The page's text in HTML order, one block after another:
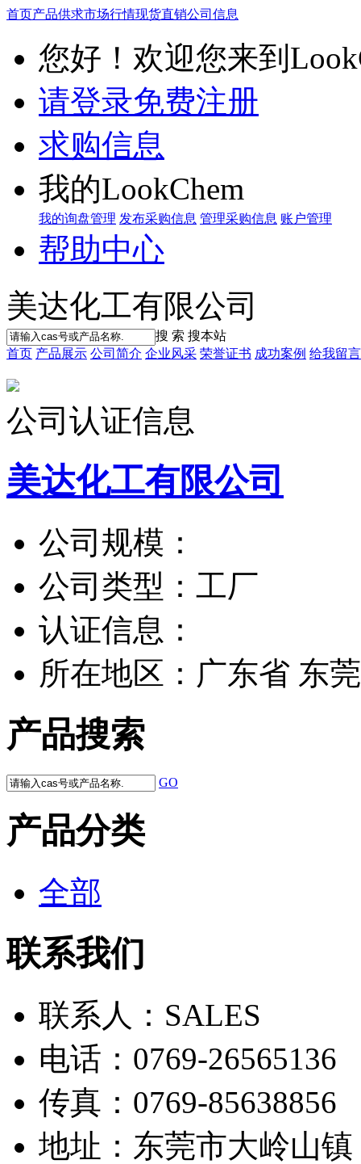
首页产品供求市场行情现货直销公司信息
您好！欢迎您来到
请登录免费注册
求购信息
我的LookChem
我的询盘管理 发布采购信息 管理采购信息 账户管理
帮助中心
美达化工有限公司
搜 索 搜本站
首页 产品展示 公司简介 企业风采 荣誉证书 成功案例 给我留言
公司认证信息
美达化工有限公司
公司规模：
公司类型： 工厂
认证信息：
所在地区： 广东省 东莞
产品搜索
GO
产品分类
全部
联系我们
联系人： SALES
电话： 0769-26565136
传真： 0769-85638856
地址： 东莞市大岭山镇